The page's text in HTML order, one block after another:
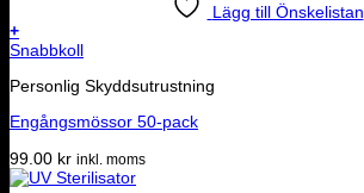
Lägg till Önskelistan
+
Snabbkoll
Personlig Skyddsutrustning
Engångsmössor 50-pack
99.00 kr inkl. moms